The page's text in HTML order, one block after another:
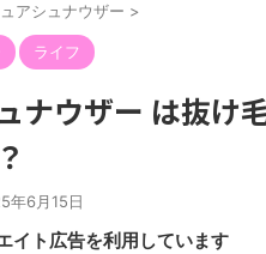
アシュナウザー >
ライフ
ナウザー は抜け
年6月15日
イト広告を利用しています